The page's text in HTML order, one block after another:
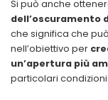
Si può anche
dell’oscuramento
che significa che
nell’obiettivo per
un’apertura più
particolari condizioni